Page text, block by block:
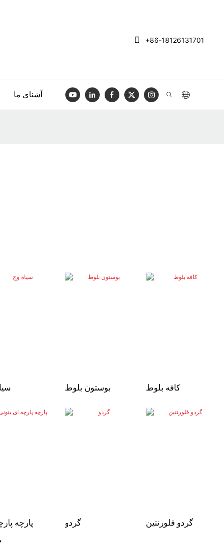
+86-18126131701
آشنای ما
بوستون بلوط کافه بلوط
پارچه
گردو گردو فلورنتین